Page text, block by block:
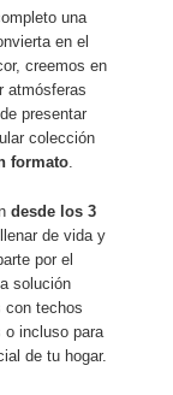
una
en el
creemos en
atmósferas
presentar
colección
formato
desde los 3
de vida y
por el
solución
con techos
incluso para
de tu hogar.